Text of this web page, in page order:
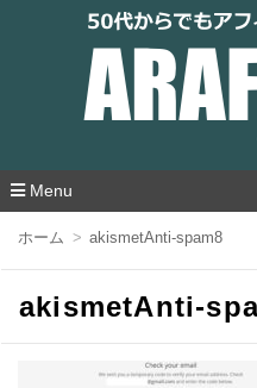
アラフィフエイト
エイ
Menu
移
ホーム akismetAnti-spam8
akismetAnti-